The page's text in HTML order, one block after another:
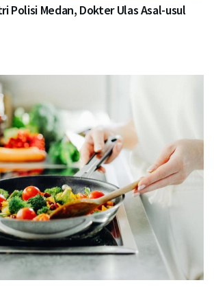
Polisi Medan, Dokter Ulas Asal-usul